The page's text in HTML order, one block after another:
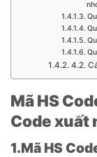
4.2.
Mã HS
Code xuất
1.Mã HS